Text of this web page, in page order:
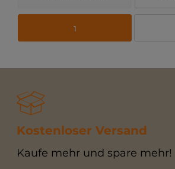
1
Kostenloser Versand
Kaufe mehr und spare mehr!